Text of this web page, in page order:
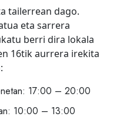
tailerrean dago.
eta sarrera
berri dira lokala
16tik aurrera irekita
17:00 – 20:00
10:00 – 13:00